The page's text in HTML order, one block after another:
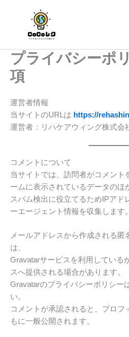
プライバシーポ
項
運営者情報
当サイトのURLは https://
運営者：リハケアウィング株式会
コメントについて
当サイトでは、訪問者がコメント
ームに表示されているデータのほ
スパム検出に役立てるためIPアド
ーエージェント情報を収集します。
メールアドレスから作成される匿
は、
Gravatarサービスを利用している
スへ提供される場合があります。
Gravatarのプライバシーポリシー
い。
コメントが承認されると、プロフ
もに一般公開されます。